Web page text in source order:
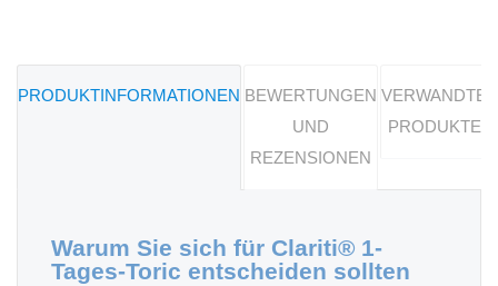
PRODUKTINFORMATIONEN BEWERTUNGEN
UND
REZENSIONEN
VERWANDTE
PRODUKTE
Warum Sie sich für Clariti® 1-
Tages-Toric entscheiden sollten